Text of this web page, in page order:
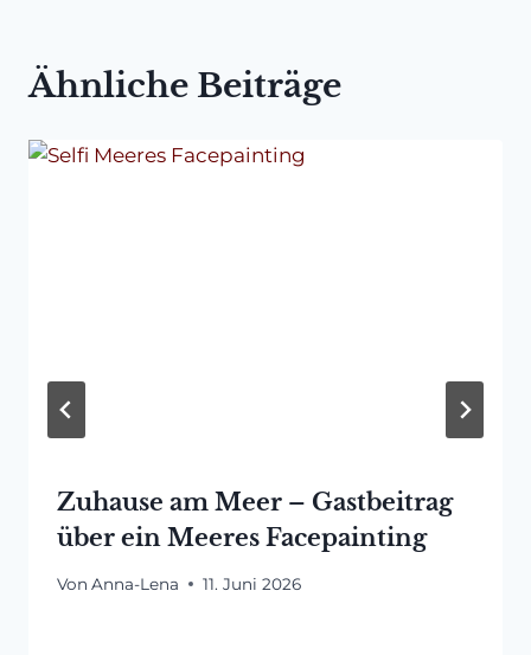
Ähnliche Beiträge
Zuhause am Meer – Gastbeitrag
über ein Meeres Facepainting
Von Anna-Lena 11. Juni 2026